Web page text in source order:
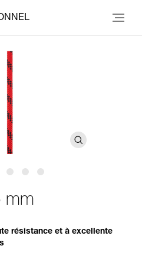
mm
résistance et à excellente